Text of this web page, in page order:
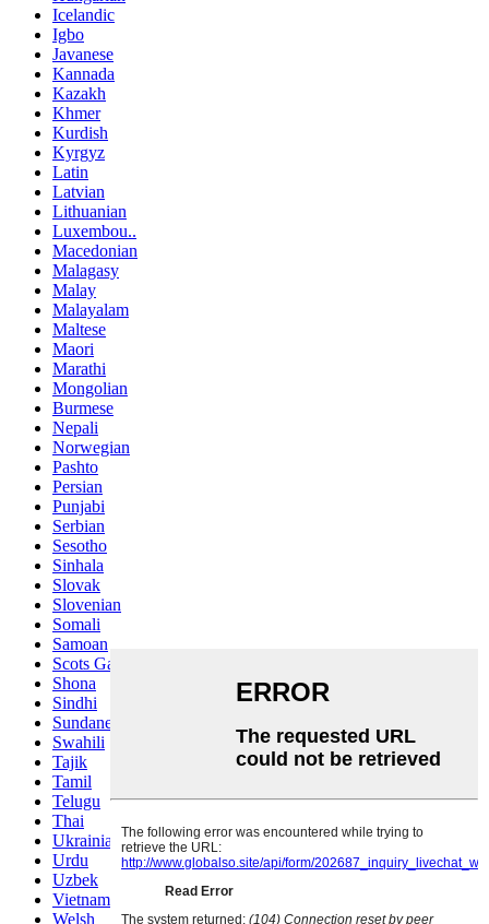
Icelandic
Igbo
Javanese
Kannada
Kazakh
Khmer
Kurdish
Kyrgyz
Latin
Latvian
Lithuanian
Luxembou..
Macedonian
Malagasy
Malay
Malayalam
Maltese
Maori
Marathi
Mongolian
Burmese
Nepali
Norwegian
Pashto
Persian
Punjabi
Serbian
Sesotho
Sinhala
Slovak
Slovenian
Somali
Samoan
Scots Gaelic
Shona
Sindhi
Sundanese
Swahili
Tajik
Tamil
Telugu
Thai
Ukrainian
Urdu
Uzbek
Vietnamese
Welsh